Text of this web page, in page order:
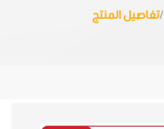
/تفاصيل المنتج